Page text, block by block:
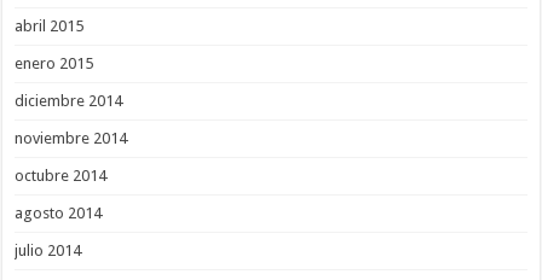
abril 2015
enero 2015
diciembre 2014
noviembre 2014
octubre 2014
agosto 2014
julio 2014